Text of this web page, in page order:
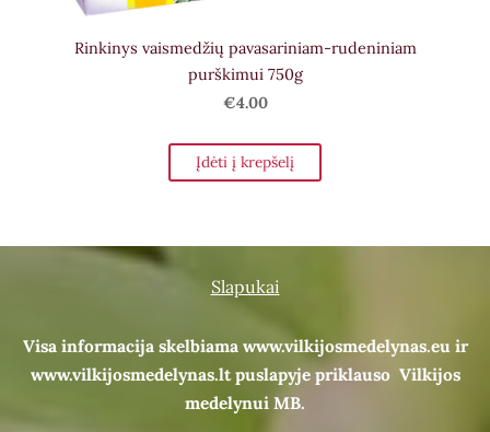
Rinkinys vaismedžių pavasariniam-rudeniniam
purškimui 750g
€4.00
Įdėti į krepšelį
Slapukai
Visa informacija skelbiama www.vilkijosmedelynas.eu ir
www.vilkijosmedelynas.lt puslapyje priklauso Vilkijos
medelynui MB.